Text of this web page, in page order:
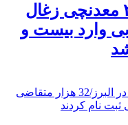
کشته شدن ۲۰ معدنچی زغال
وارد بیست و